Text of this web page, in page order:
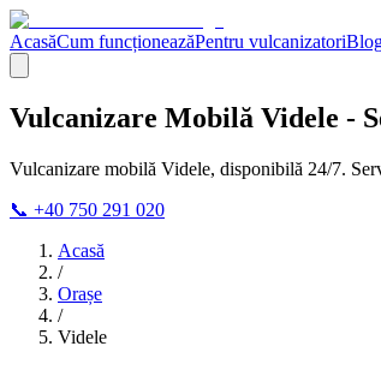
AcasăCum funcționeazăPentru vulcanizatori
Vulcanizare Mobilă Videle -
Vulcanizare mobilă Videle, disponibilă 24/7.
📞 +40 750 291 020
Acasă
/
Orașe
/
Videle